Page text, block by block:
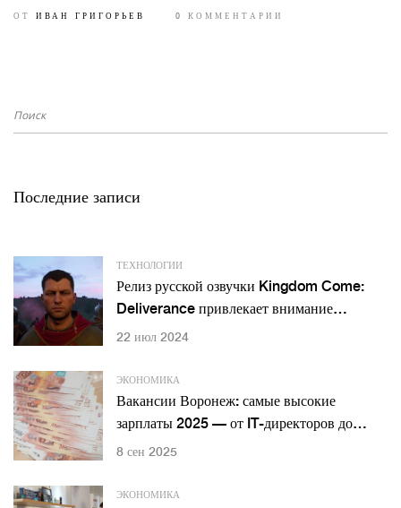
ОТ ИВАН ГРИГОРЬЕВ 0 КОММЕНТАРИИ
Последние записи
ТЕХНОЛОГИИ
Релиз русской озвучки Kingdom Come:
Deliverance привлекает внимание
геймеров
22 июл 2024
ЭКОНОМИКА
Вакансии Воронеж: самые высокие
зарплаты 2025 — от IT-директоров до
косметологов
8 сен 2025
ЭКОНОМИКА